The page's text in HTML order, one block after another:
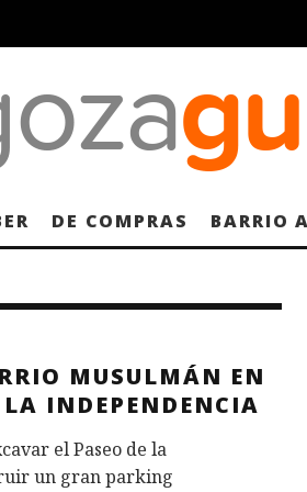
DE COMPRAS BARRIO
MUSULMÁN EN
INDEPENDENCIA
el Paseo de la
un gran parking